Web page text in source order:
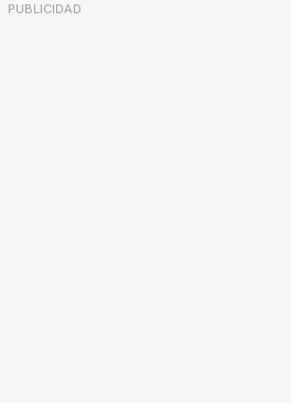
PUBLICIDAD